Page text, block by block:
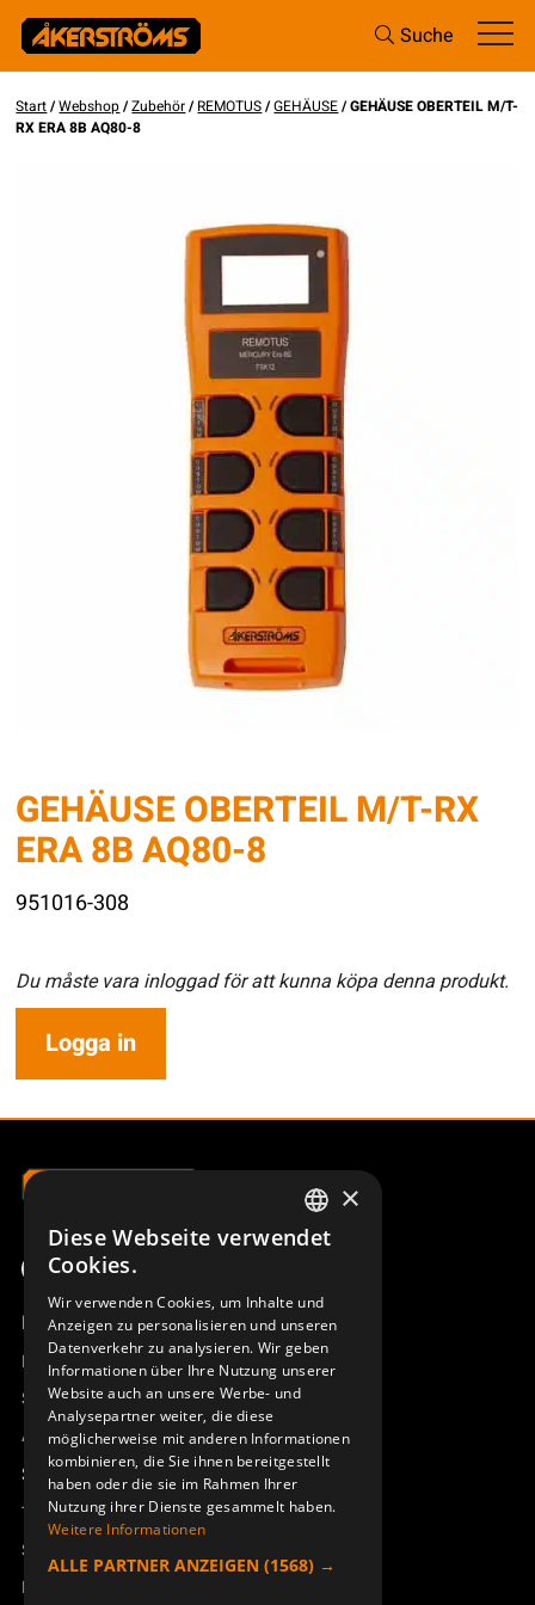
Suche
Start/Webshop/Zubehör/REMOTUS/GEHÄUSE/ GEHÄUSE OBERTEIL M/T-
RX ERA 8B AQ80-8
GEHÄUSE OBERTEIL M/T-RX
ERA 8B AQ80-8
951016-308
Du måste vara inloggad för att kunna köpa denna produkt.
Logga in
Produktübersicht
Remotus
Sesam
Access_Ctrl
Support
Technischer Support
Service buchen
Handbücher und Videoanleitungen
SWEDISH
DEUTSCH
×
Diese Webseite verwendet
Cookies.
Wir verwenden Cookies, um Inhalte und
Anzeigen zu personalisieren und unseren
Datenverkehr zu analysieren. Wir geben
Informationen über Ihre Nutzung unserer
Website auch an unsere Werbe- und
Analysepartner weiter, die diese
möglicherweise mit anderen Informationen
kombinieren, die Sie ihnen bereitgestellt
haben oder die sie im Rahmen Ihrer
Nutzung ihrer Dienste gesammelt haben.
Weitere Informationen
ALLE PARTNER ANZEIGEN (1568) →